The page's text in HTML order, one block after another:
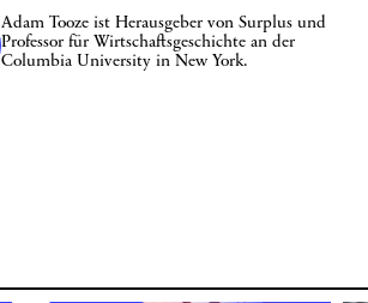
Adam Tooze ist Herausgeber von Surplus und
Professor für Wirtschaftsgeschichte an der
Columbia University in New York.